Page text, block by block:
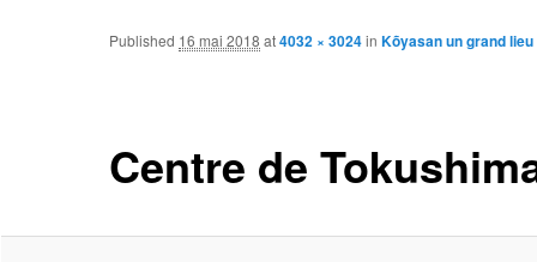
Centre de
Published 16 mai 2018 at4032 × 3024inKõyasan un grand